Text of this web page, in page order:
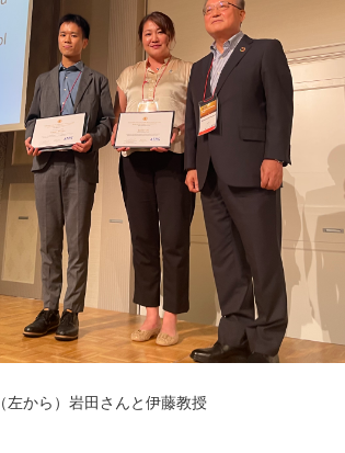
（左から）岩田さんと伊藤教授